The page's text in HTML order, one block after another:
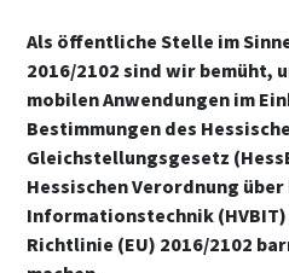
Als öffentliche Stelle im
2016/2102 sind wir bemüht,
mobilen Anwendungen im
Bestimmungen des
Gleichstellungsgesetz
Hessischen Verordnung
Informationstechnik
Richtlinie (EU) 2016/2102